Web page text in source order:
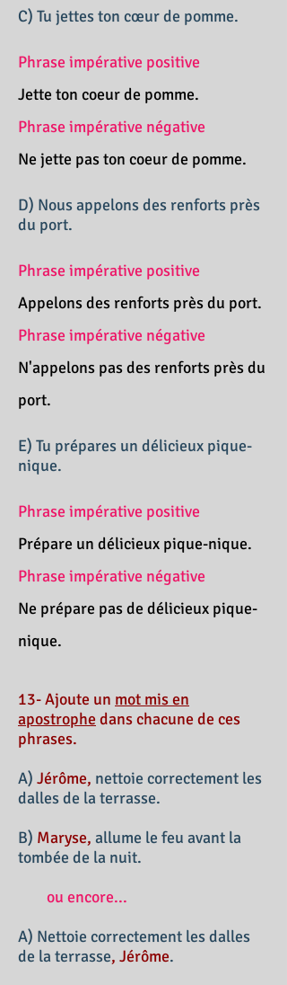
C) Tu jettes ton cœur de pomme.
Phrase impérative positive
Jette ton coeur de pomme.
Phrase impérative négative
Ne jette pas ton coeur de pomme.
D) Nous appelons des renforts près
du port.
Phrase impérative positive
Appelons des renforts près du port.
Phrase impérative négative
N'appelons pas des renforts près du
port.
E) Tu prépares un délicieux pique-
nique.
Phrase impérative positive
Prépare un délicieux pique-nique.
Phrase impérative négative
Ne prépare pas de délicieux pique-
nique.
13- Ajoute un mot mis en
apostrophe dans chacune de ces
phrases.
A) Jérôme, nettoie correctement les
dalles de la terrasse.
B) Maryse, allume le feu avant la
tombée de la nuit.
ou encore...
A) Nettoie correctement les dalles
de la terrasse, Jérôme.